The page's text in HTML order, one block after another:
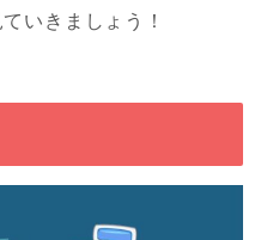
いきましょう！